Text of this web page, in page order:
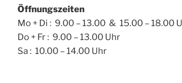
Öffnungszeiten
Mo + Di : 9.00 – 13.00 & 15.00 – 18.00
Do + Fr : 9.00 – 13.00 Uhr
Sa : 10.00 – 14.00 Uhr